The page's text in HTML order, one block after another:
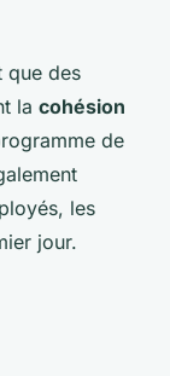
que des
la cohésion
de
les
jour.